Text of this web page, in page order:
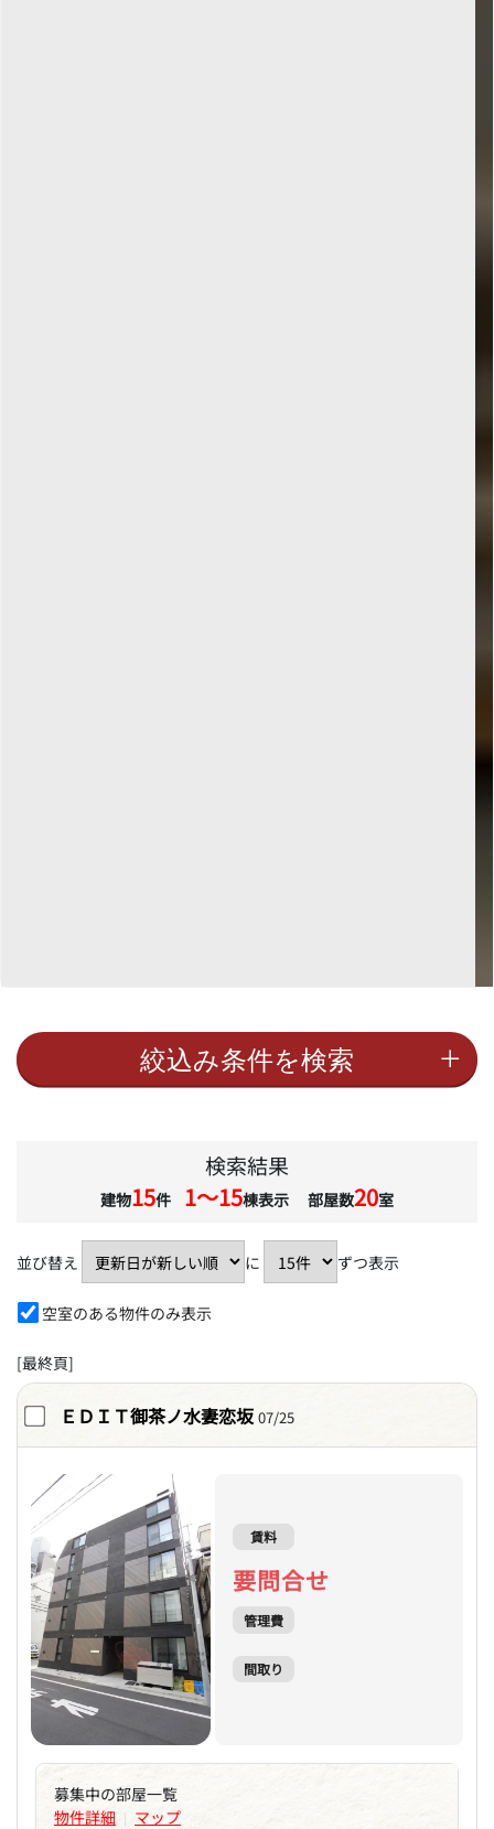
検索結果
建物15件 1〜15棟表示 部屋数20室
並び替え に ずつ表示
空室のある物件のみ表示
[最終頁]
ＥＤＩＴ御茶ノ水妻恋坂 07/25
賃料
要問合せ
管理費
間取り
募集中の部屋一覧
物件詳細 | マップ